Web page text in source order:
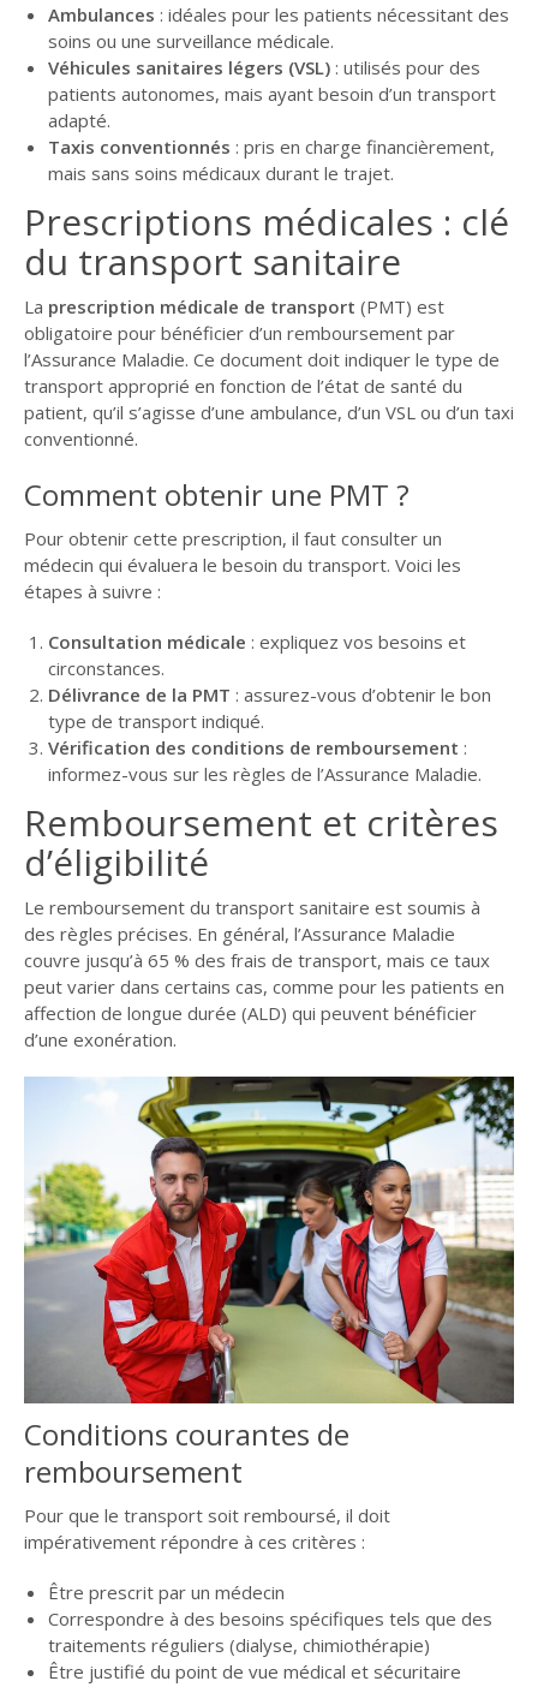
Ambulances : idéales pour les patients nécessitant des
soins ou une surveillance médicale.
Véhicules sanitaires légers (VSL): utilisés pour des
patients autonomes, mais ayant besoin d’un transport
adapté.
Taxis conventionnés : pris en charge financièrement,
mais sans soins médicaux durant le trajet.
Prescriptions médicales : clé
du transport sanitaire
La prescription médicale de transport (PMT) est
obligatoire pour bénéficier d’un remboursement par
l’Assurance Maladie. Ce document doit indiquer le type de
transport approprié en fonction de l’état de santé du
patient, qu’il s’agisse d’une ambulance, d’un VSL ou d’un taxi
conventionné.
Comment obtenir une PMT ?
Pour obtenir cette prescription, il faut consulter un
médecin qui évaluera le besoin du transport. Voici les
étapes à suivre :
Consultation médicale : expliquez vos besoins et
circonstances.
Délivrance de la PMT : assurez-vous d’obtenir le bon
type de transport indiqué.
Vérification des conditions de remboursement :
informez-vous sur les règles de l’Assurance Maladie.
Remboursement et critères
d’éligibilité
Le remboursement du transport sanitaire est soumis à
des règles précises. En général, l’Assurance Maladie
couvre jusqu’à 65 % des frais de transport, mais ce taux
peut varier dans certains cas, comme pour les patients en
affection de longue durée (ALD) qui peuvent bénéficier
d’une exonération.
Conditions courantes de
remboursement
Pour que le transport soit remboursé, il doit
impérativement répondre à ces critères :
Être prescrit par un médecin
Correspondre à des besoins spécifiques tels que des
traitements réguliers (dialyse, chimiothérapie)
Être justifié du point de vue médical et sécuritaire